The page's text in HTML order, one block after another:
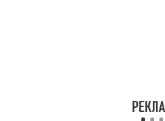
инструкцию по применению